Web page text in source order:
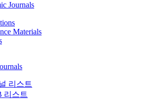
Journals
Materials
리스트
리스트